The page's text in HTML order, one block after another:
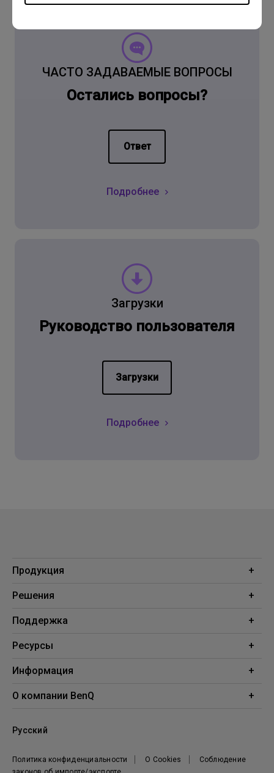
ЧАСТО ЗАДАВАЕМЫЕ ВОПРОСЫ
Остались вопросы?
Ответ
Подробнее
Загрузки
Руководство пользователя
Загрузки
Подробнее
Продукция
Проекторы
Решения
Образование
Поддержка
Поддержка
Ресурсы
Проекционный калькулятор
Информация
BenQ AQCOLOR
О компании BenQ
Новости
Политика конфиденциальности О Cookies
Соблюдение
Русский